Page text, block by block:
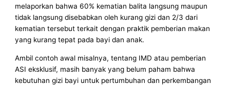
melaporkan bahwa 60% kematian balita langsung maupun
tidak langsung disebabkan oleh kurang gizi dan 2/3 dari
kematian tersebut terkait dengan praktik pemberian makan
yang kurang tepat pada bayi dan anak.
Ambil contoh awal misalnya, tentang IMD atau pemberian
ASI eksklusif, masih banyak yang belum paham bahwa
kebutuhan gizi bayi untuk pertumbuhan dan perkembangan